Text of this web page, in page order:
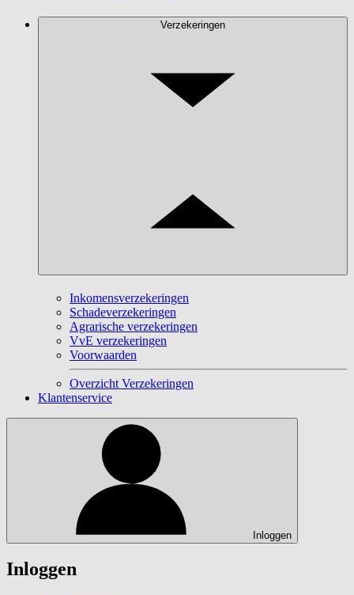
Verzekeringen
Inkomensverzekeringen
Schadeverzekeringen
Agrarische verzekeringen
VvE verzekeringen
Voorwaarden
Overzicht Verzekeringen
Klantenservice
Inloggen
Inloggen